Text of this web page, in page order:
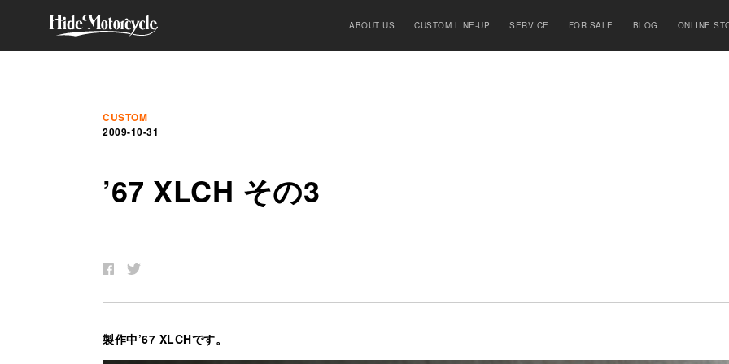
ABOUT US CUSTOM LINE-UP SERVICE FOR SALE BLOG ONLINE
CUSTOM
2009-10-31
’67 XLCH その3
製作中’67 XLCHです。